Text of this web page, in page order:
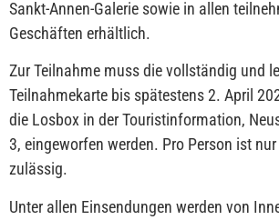
Sankt-Annen-Galerie sowie in allen
Geschäften erhältlich.
Zur Teilnahme muss die vollständig und
Teilnahmekarte bis spätestens 2. April
die Losbox in der Touristinformation,
3, eingeworfen werden. Pro Person ist
zulässig.
Unter allen Einsendungen werden von